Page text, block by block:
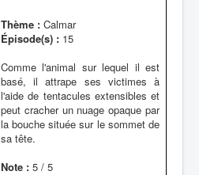
Thème : Calmar
Épisode(s) : 15
Comme l'animal sur lequel il est
basé, il attrape ses victimes à
l'aide de tentacules extensibles et
peut cracher un nuage opaque par
la bouche située sur le sommet de
sa tête.
Note : 5 / 5